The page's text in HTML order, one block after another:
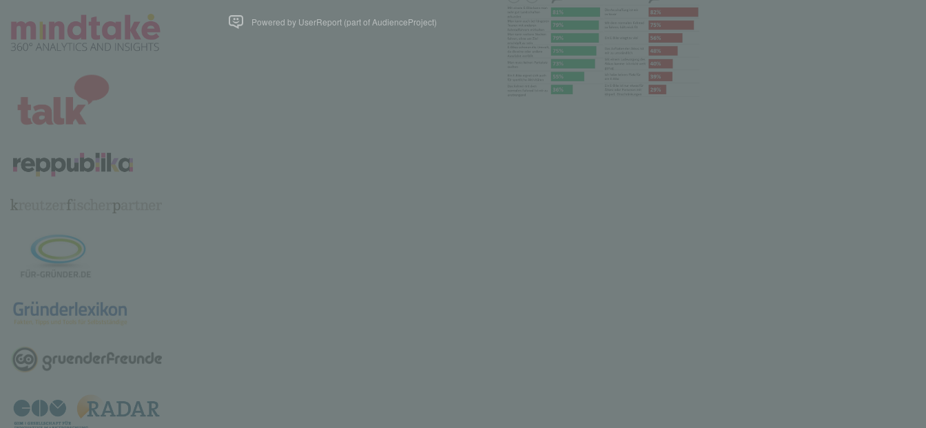
Powered by UserReport (part of AudienceProject)